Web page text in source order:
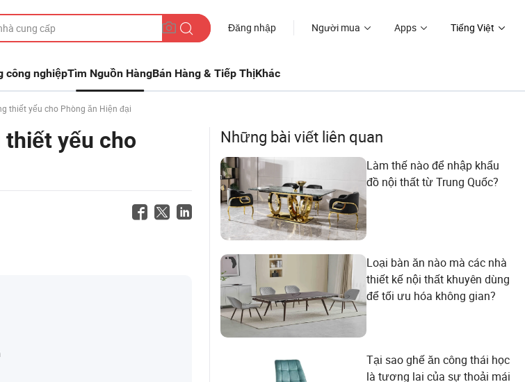
Đăng nhập Người mua Apps Tiếng Việt
công nghiệpTìm Nguồn HàngBán Hàng & Tiếp ThịKhác
thiết yếu cho Phòng ăn Hiện đại
yếu cho
Những bài viết liên quan
Làm thế nào để nhập khẩu
đồ nội thất từ Trung Quốc?
Loại bàn ăn nào mà các nhà
thiết kế nội thất khuyên dùng
để tối ưu hóa không gian?
Tại sao ghế ăn công thái học
là tương lai của sự thoải mái